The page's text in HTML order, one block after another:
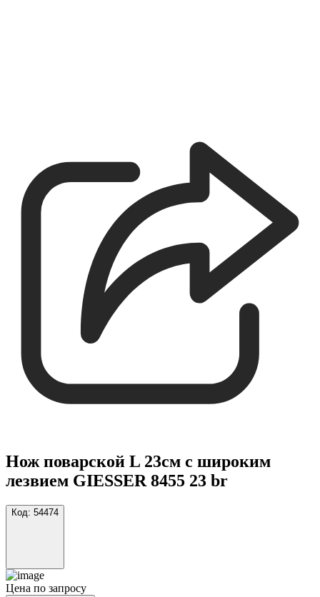
Нож поварской L 23см с широким
лезвием GIESSER 8455 23 br
Код: 54474
Цена по запросу